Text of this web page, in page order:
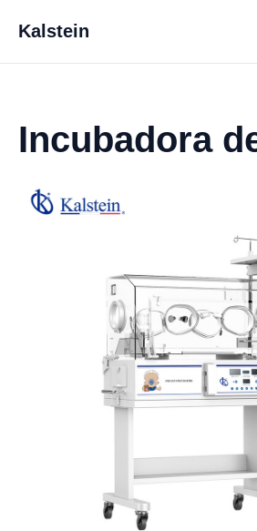
Kalstein
Incubadora